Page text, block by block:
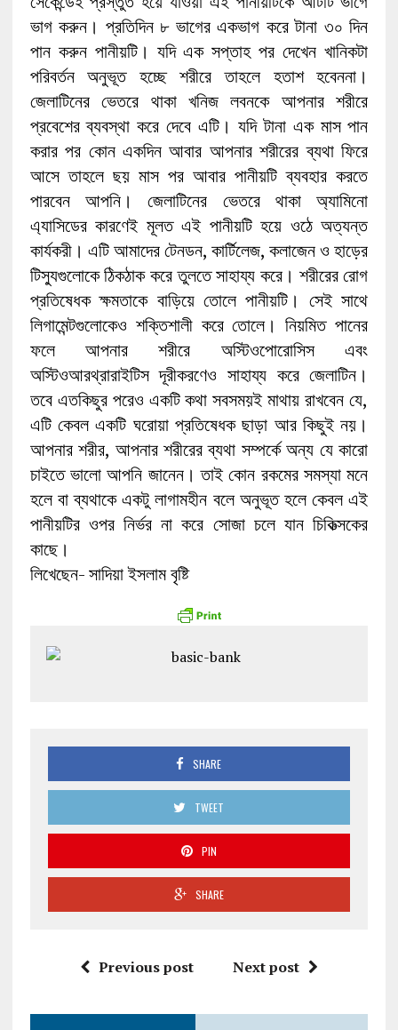
ভাগ করুন। প্রতিদিন ৮ ভাগের একভাগ করে টানা ৩০ দিন
পান করুন পানীয়টি। যদি এক সপ্তাহ পর দেখেন খানিকটা
পরিবর্তন অনুভূত হচ্ছে শরীরে তাহলে হতাশ হবেননা।
জেলাটিনের ভেতরে থাকা খনিজ লবনকে আপনার শরীরে
প্রবেশের ব্যবস্থা করে দেবে এটি। যদি টানা এক মাস পান
করার পর কোন একদিন আবার আপনার শরীরের ব্যথা ফিরে
আসে তাহলে ছয় মাস পর আবার পানীয়টি ব্যবহার করতে
পারবেন আপনি। জেলাটিনের ভেতরে থাকা অ্যামিনো
এ্যাসিডের কারণেই মূলত এই পানীয়টি হয়ে ওঠে অত্যন্ত
কার্যকরী। এটি আমাদের টেনডন, কার্টিলেজ, কলাজেন ও হাড়ের
টিস্যুগুলোকে ঠিকঠাক করে তুলতে সাহায্য করে। শরীরের রোগ
প্রতিষেধক ক্ষমতাকে বাড়িয়ে তোলে পানীয়টি। সেই সাথে
লিগামেন্টগুলোকেও শক্তিশালী করে তোলে। নিয়মিত পানের
ফলে আপনার শরীরে অস্টিওপোরোসিস এবং
অস্টিওআরথ্রারাইটিস দূরীকরণেও সাহায্য করে জেলাটিন।
তবে এতকিছুর পরেও একটি কথা সবসময়ই মাথায় রাখবেন যে,
এটি কেবল একটি ঘরোয়া প্রতিষেধক ছাড়া আর কিছুই নয়।
আপনার শরীর, আপনার শরীরের ব্যথা সম্পর্কে অন্য যে কারো
চাইতে ভালো আপনি জানেন। তাই কোন রকমের সমস্যা মনে
হলে বা ব্যথাকে একটু লাগামহীন বলে অনুভূত হলে কেবল এই
পানীয়টির ওপর নির্ভর না করে সোজা চলে যান চিকিত্সকের
কাছে।
লিখেছেন- সাদিয়া ইসলাম বৃষ্টি
SHARE
TWEET
PIN
SHARE
Previous post Next post